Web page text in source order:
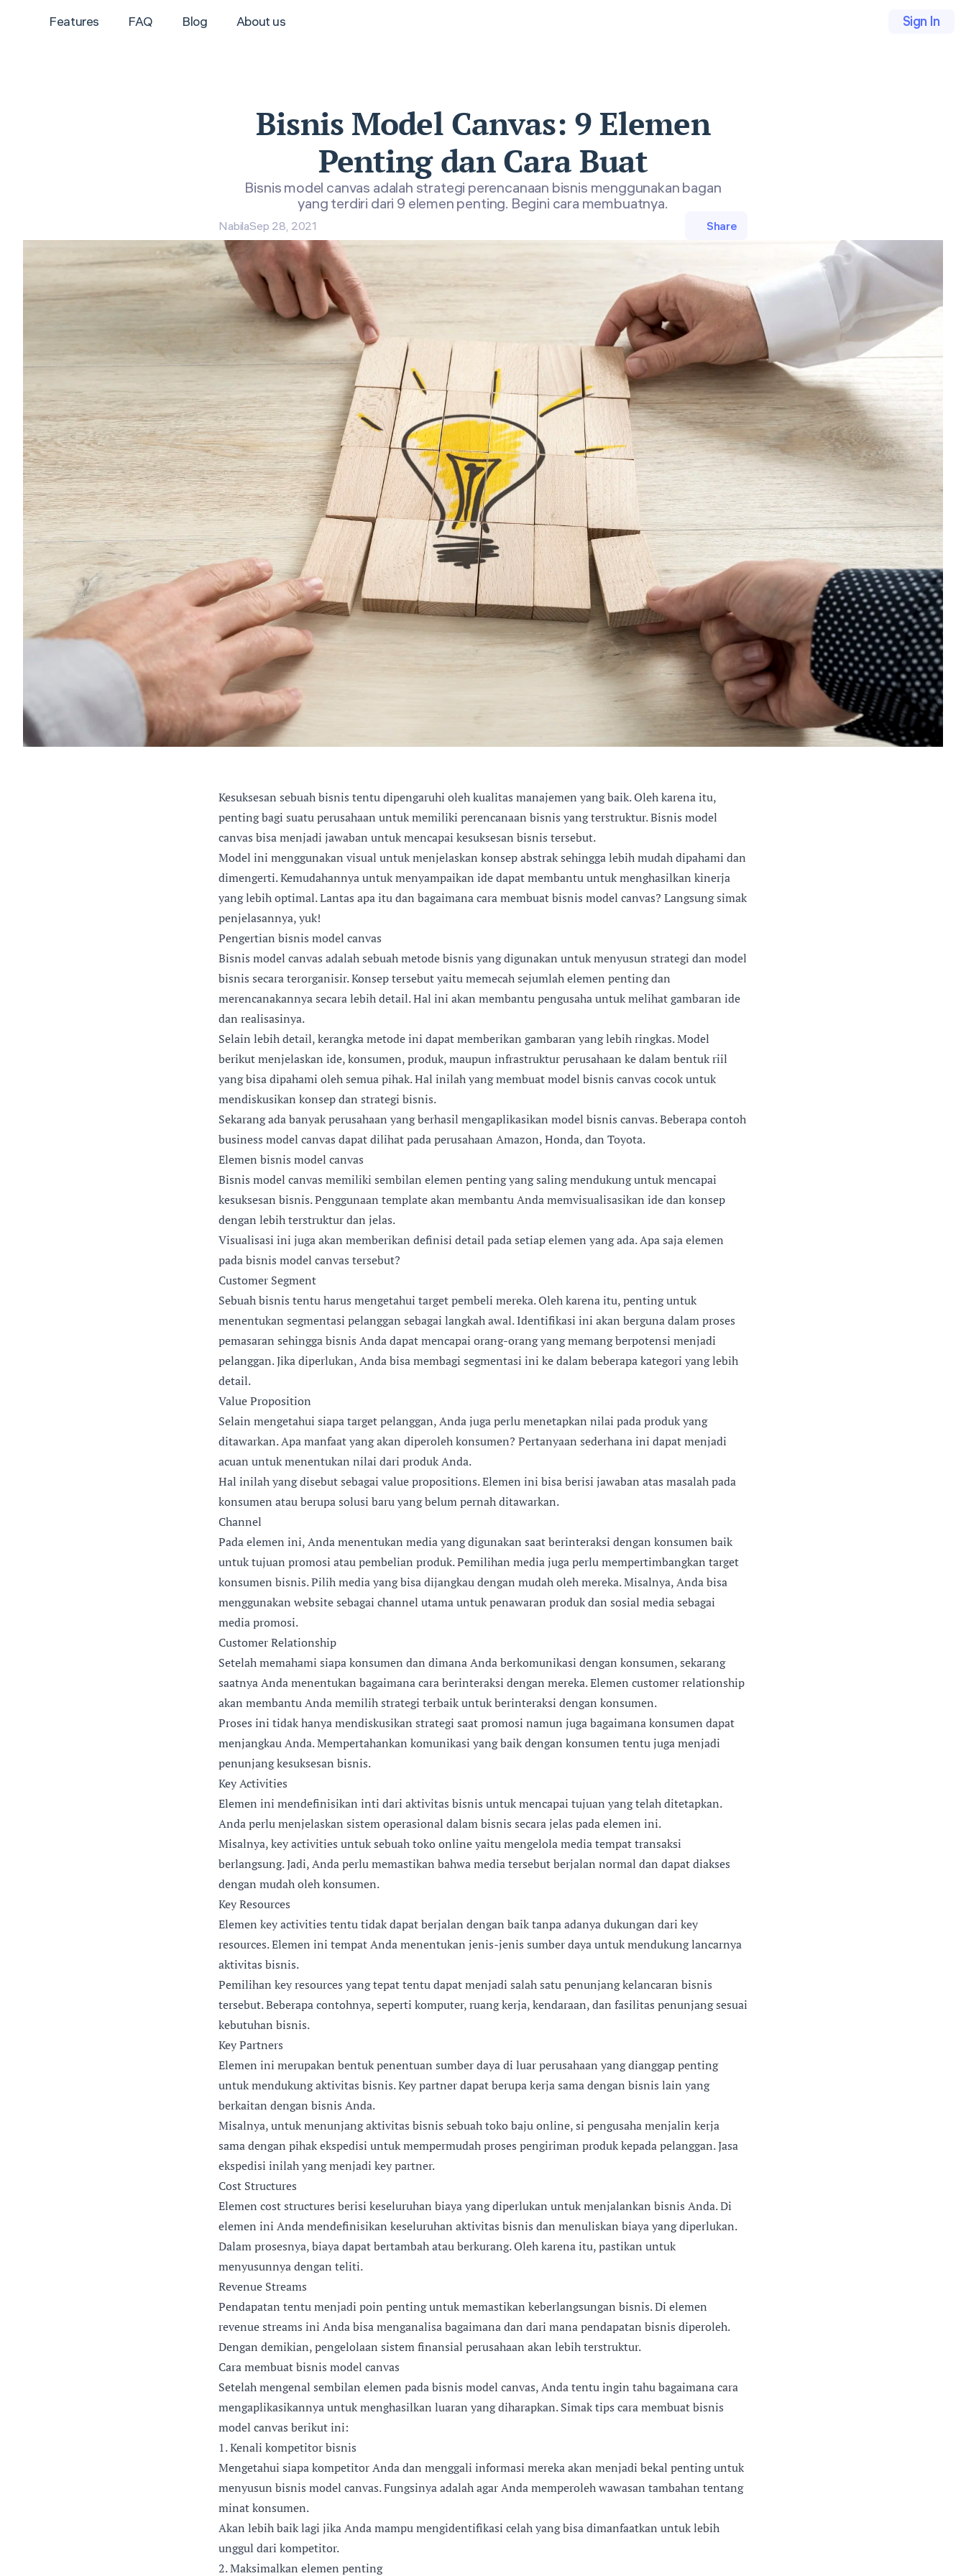
Features FAQ Blog About us Sign In
Bisnis Model Canvas: 9 Elemen
Penting dan Cara Buat
Bisnis model canvas adalah strategi perencanaan bisnis menggunakan bagan
yang terdiri dari 9 elemen penting. Begini cara membuatnya.
NabilaSep 28, 2021 Share
Kesuksesan sebuah bisnis tentu dipengaruhi oleh kualitas manajemen yang baik. Oleh karena itu,
penting bagi suatu perusahaan untuk memiliki perencanaan bisnis yang terstruktur. Bisnis model
canvas bisa menjadi jawaban untuk mencapai kesuksesan bisnis tersebut.
Model ini menggunakan visual untuk menjelaskan konsep abstrak sehingga lebih mudah dipahami dan
dimengerti. Kemudahannya untuk menyampaikan ide dapat membantu untuk menghasilkan kinerja
yang lebih optimal. Lantas apa itu dan bagaimana cara membuat bisnis model canvas? Langsung simak
penjelasannya, yuk!
Pengertian bisnis model canvas
Bisnis model canvas adalah sebuah metode bisnis yang digunakan untuk menyusun strategi dan model
bisnis secara terorganisir. Konsep tersebut yaitu memecah sejumlah elemen penting dan
merencanakannya secara lebih detail. Hal ini akan membantu pengusaha untuk melihat gambaran ide
dan realisasinya.
Selain lebih detail, kerangka metode ini dapat memberikan gambaran yang lebih ringkas. Model
berikut menjelaskan ide, konsumen, produk, maupun infrastruktur perusahaan ke dalam bentuk riil
yang bisa dipahami oleh semua pihak. Hal inilah yang membuat model bisnis canvas cocok untuk
mendiskusikan konsep dan strategi bisnis.
Sekarang ada banyak perusahaan yang berhasil mengaplikasikan model bisnis canvas. Beberapa contoh
business model canvas dapat dilihat pada perusahaan Amazon, Honda, dan Toyota.
Elemen bisnis model canvas
Bisnis model canvas memiliki sembilan elemen penting yang saling mendukung untuk mencapai
kesuksesan bisnis. Penggunaan template akan membantu Anda memvisualisasikan ide dan konsep
dengan lebih terstruktur dan jelas.
Visualisasi ini juga akan memberikan definisi detail pada setiap elemen yang ada. Apa saja elemen
pada bisnis model canvas tersebut?
Customer Segment
Sebuah bisnis tentu harus mengetahui target pembeli mereka. Oleh karena itu, penting untuk
menentukan segmentasi pelanggan sebagai langkah awal. Identifikasi ini akan berguna dalam proses
pemasaran sehingga bisnis Anda dapat mencapai orang-orang yang memang berpotensi menjadi
pelanggan. Jika diperlukan, Anda bisa membagi segmentasi ini ke dalam beberapa kategori yang lebih
detail.
Value Proposition
Selain mengetahui siapa target pelanggan, Anda juga perlu menetapkan nilai pada produk yang
ditawarkan. Apa manfaat yang akan diperoleh konsumen? Pertanyaan sederhana ini dapat menjadi
acuan untuk menentukan nilai dari produk Anda.
Hal inilah yang disebut sebagai value propositions. Elemen ini bisa berisi jawaban atas masalah pada
konsumen atau berupa solusi baru yang belum pernah ditawarkan.
Channel
Pada elemen ini, Anda menentukan media yang digunakan saat berinteraksi dengan konsumen baik
untuk tujuan promosi atau pembelian produk. Pemilihan media juga perlu mempertimbangkan target
konsumen bisnis. Pilih media yang bisa dijangkau dengan mudah oleh mereka. Misalnya, Anda bisa
menggunakan website sebagai channel utama untuk penawaran produk dan sosial media sebagai
media promosi.
Customer Relationship
Setelah memahami siapa konsumen dan dimana Anda berkomunikasi dengan konsumen, sekarang
saatnya Anda menentukan bagaimana cara berinteraksi dengan mereka. Elemen customer relationship
akan membantu Anda memilih strategi terbaik untuk berinteraksi dengan konsumen.
Proses ini tidak hanya mendiskusikan strategi saat promosi namun juga bagaimana konsumen dapat
menjangkau Anda. Mempertahankan komunikasi yang baik dengan konsumen tentu juga menjadi
penunjang kesuksesan bisnis.
Key Activities
Elemen ini mendefinisikan inti dari aktivitas bisnis untuk mencapai tujuan yang telah ditetapkan.
Anda perlu menjelaskan sistem operasional dalam bisnis secara jelas pada elemen ini.
Misalnya, key activities untuk sebuah toko online yaitu mengelola media tempat transaksi
berlangsung. Jadi, Anda perlu memastikan bahwa media tersebut berjalan normal dan dapat diakses
dengan mudah oleh konsumen.
Key Resources
Elemen key activities tentu tidak dapat berjalan dengan baik tanpa adanya dukungan dari key
resources. Elemen ini tempat Anda menentukan jenis-jenis sumber daya untuk mendukung lancarnya
aktivitas bisnis.
Pemilihan key resources yang tepat tentu dapat menjadi salah satu penunjang kelancaran bisnis
tersebut. Beberapa contohnya, seperti komputer, ruang kerja, kendaraan, dan fasilitas penunjang sesuai
kebutuhan bisnis.
Key Partners
Elemen ini merupakan bentuk penentuan sumber daya di luar perusahaan yang dianggap penting
untuk mendukung aktivitas bisnis. Key partner dapat berupa kerja sama dengan bisnis lain yang
berkaitan dengan bisnis Anda.
Misalnya, untuk menunjang aktivitas bisnis sebuah toko baju online, si pengusaha menjalin kerja
sama dengan pihak ekspedisi untuk mempermudah proses pengiriman produk kepada pelanggan. Jasa
ekspedisi inilah yang menjadi key partner.
Cost Structures
Elemen cost structures berisi keseluruhan biaya yang diperlukan untuk menjalankan bisnis Anda. Di
elemen ini Anda mendefinisikan keseluruhan aktivitas bisnis dan menuliskan biaya yang diperlukan.
Dalam prosesnya, biaya dapat bertambah atau berkurang. Oleh karena itu, pastikan untuk
menyusunnya dengan teliti.
Revenue Streams
Pendapatan tentu menjadi poin penting untuk memastikan keberlangsungan bisnis. Di elemen
revenue streams ini Anda bisa menganalisa bagaimana dan dari mana pendapatan bisnis diperoleh.
Dengan demikian, pengelolaan sistem finansial perusahaan akan lebih terstruktur.
Cara membuat bisnis model canvas
Setelah mengenal sembilan elemen pada bisnis model canvas, Anda tentu ingin tahu bagaimana cara
mengaplikasikannya untuk menghasilkan luaran yang diharapkan. Simak tips cara membuat bisnis
model canvas berikut ini:
1. Kenali kompetitor bisnis
Mengetahui siapa kompetitor Anda dan menggali informasi mereka akan menjadi bekal penting untuk
menyusun bisnis model canvas. Fungsinya adalah agar Anda memperoleh wawasan tambahan tentang
minat konsumen.
Akan lebih baik lagi jika Anda mampu mengidentifikasi celah yang bisa dimanfaatkan untuk lebih
unggul dari kompetitor.
2. Maksimalkan elemen penting